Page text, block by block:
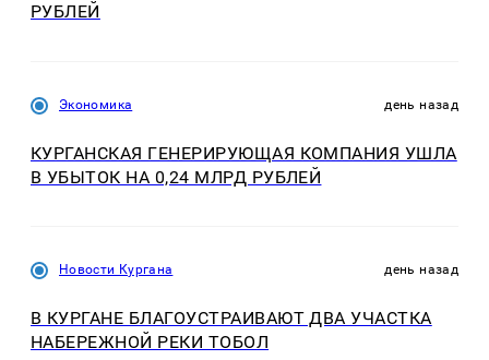
РУБЛЕЙ
Экономика день назад
КУРГАНСКАЯ ГЕНЕРИРУЮЩАЯ КОМПАНИЯ УШЛА
В УБЫТОК НА 0,24 МЛРД РУБЛЕЙ
Новости Кургана день назад
В КУРГАНЕ БЛАГОУСТРАИВАЮТ ДВА УЧАСТКА
НАБЕРЕЖНОЙ РЕКИ ТОБОЛ